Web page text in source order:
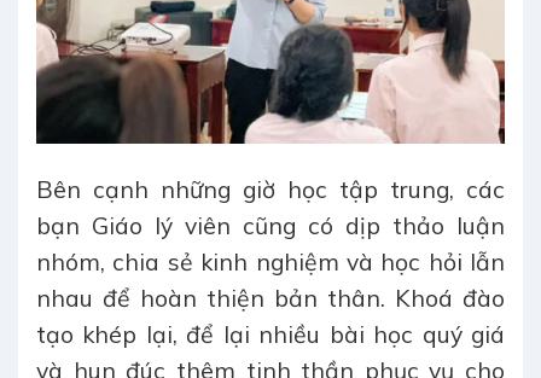
Bên cạnh những giờ học tập trung, các
bạn Giáo lý viên cũng có dịp thảo luận
nhóm, chia sẻ kinh nghiệm và học hỏi lẫn
nhau để hoàn thiện bản thân. Khoá đào
tạo khép lại, để lại nhiều bài học quý giá
và hun đúc thêm tinh thần phục vụ cho